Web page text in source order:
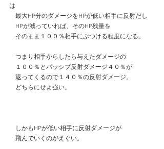
は
最大HP分のダメージをHPが低い相手に反射だし
HPが減っていれば、そのHP残量を
そのまま１００％相手にぶつける程度になる。
つまり相手からしたら与えたダメージの
１００％とパッシブ反射ダメージ４０％が
返ってくるので１４０％の反射ダメージ。
どちらにせよ強い。
しかもHPが低い相手に反射ダメージが
飛んでいくのがえぐい。